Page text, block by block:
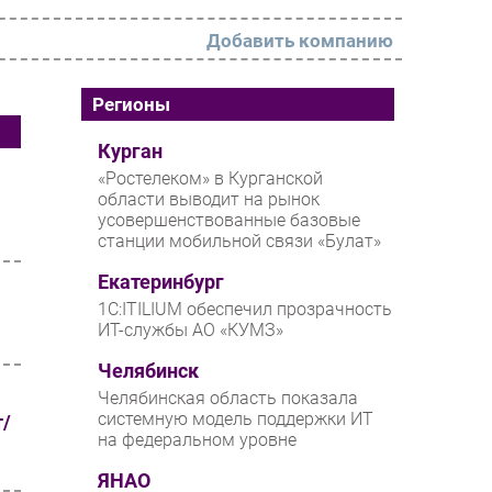
РАЗДЕЛЫ
Новости
Аналитика
Интервью
Проекты
IT класс
Тестовый стенд
Каталог компаний
Добавить компанию
Регионы
Курган
«Ростелеком» в Курганской
области выводит на рынок
усовершенствованные базовые
станции мобильной связи «Булат»
Екатеринбург
1С:ITILIUM обеспечил прозрачность
ИТ-службы АО «КУМЗ»
Челябинск
Челябинская область показала
системную модель поддержки ИТ
на федеральном уровне
ЯНАО